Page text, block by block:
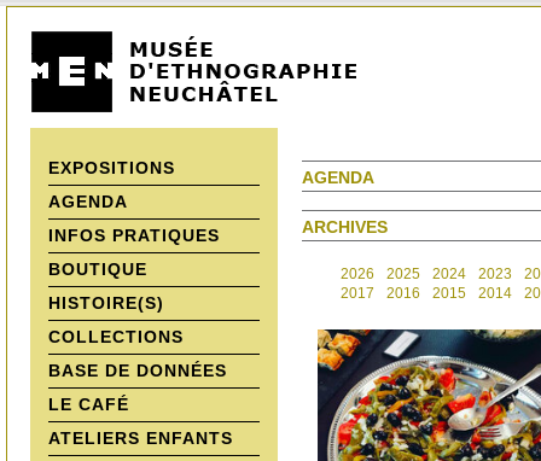
EXPOSITIONS
AGENDA
INFOS PRATIQUES
BOUTIQUE
HISTOIRE(S)
COLLECTIONS
BASE DE DONNÉES
LE CAFÉ
ATELIERS ENFANTS
AGENDA
ARCHIVES
2026 2025 2024 2023
2017
2016 2015 2014